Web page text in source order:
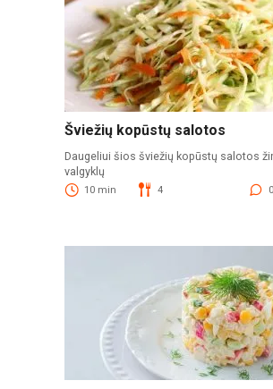
Šviežių kopūstų salotos
Daugeliui šios šviežių kopūstų salotos
valgyklų
10 min 4 0